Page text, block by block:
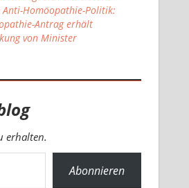
Anti-Homöopathie-Politik:
Antrag erhält
von Minister
erhalten.
Abonnieren